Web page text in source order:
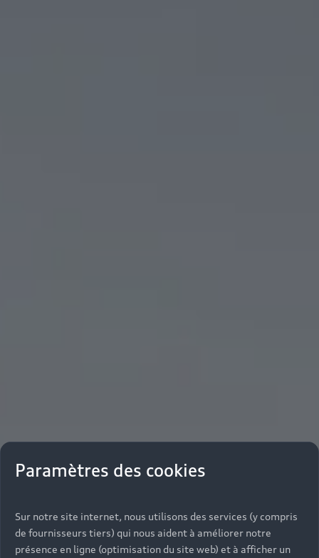
Paramètres des cookies
Sur notre site internet, nous utilisons des services (y compris
de fournisseurs tiers) qui nous aident à améliorer notre
présence en ligne (optimisation du site web) et à afficher un